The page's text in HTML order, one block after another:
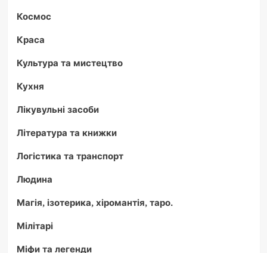
Космос
Краса
Культура та мистецтво
Кухня
Лікувульні засоби
Література та книжки
Логістика та транспорт
Людина
Магія, ізотерика, хіромантія, таро.
Мілітарі
Міфи та легенди